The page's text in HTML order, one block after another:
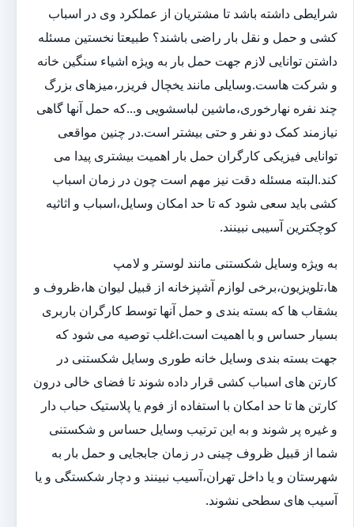
شرایطی داشته باشد تا مشتریان از عملکرد وی در اسباب
کشی و حمل و نقل بار راضی باشند؟ طبیعتا نخستین مسئله
داشتن توانایی لازم جهت حمل بار به ویژه اشیاء سنگین خانه
و شرکت هاست.وسایلی مانند یخچال فریزر،میزهای بزرگ
چند نفره نهارخوری،ماشین لباسشویی و...که حمل آنها گاهی
نیازمند کمک دو نفر و حتی بیشتر است.در چنین مواقعی
توانایی فیزیکی کارگران حمل بار اهمیت بیشتری پیدا می
کند.البته مسئله دقت نیز مهم است چون در زمان اسباب
کشی باید سعی شود که تا حد امکان وسایل،اسباب و اثاثیه
کوچکترین آسیبی نبینند.
به ویژه وسایل شکستنی مانند لوستر و لامپ
ها،تلویزیون،برخی لوازم آشپزخانه از قبیل لیوان ها،ظروف و
بشقاب ها که بسته بندی و حمل آنها توسط کارگران باربری
بسیار حساس و با اهمیت است.اغلب توصیه می شود که
جهت بسته بندی وسایل خانه طوری وسایل شکستنی در
کارتن های اسباب کشی قرار داده شوند تا فضای خالی درون
کارتن ها تا حد امکان با استفاده از فوم یا پلاستیک حباب دار
و غیره پر شوند و به این ترتیب وسایل حساس و شکستنی
شما از قبیل ظروف چینی در زمان جابجایی و حمل بار به
شهرستان و یا داخل تهران،آسیب نبینند و دچار شکستگی و یا
آسیب های سطحی نشوند.